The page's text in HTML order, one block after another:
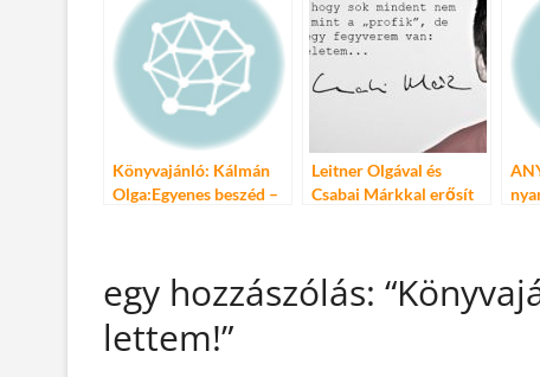
Könyvajánló: Kálmán
Olga:Egyenes beszéd –
Leitner Olgával és
Csabai Márkkal erősít
egy hozzászólás:
lettem!”